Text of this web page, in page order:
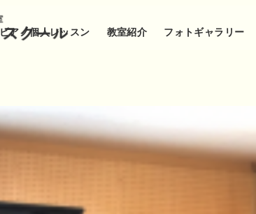
ピアノ個人レッスン 教室紹介 フォトギャラリー